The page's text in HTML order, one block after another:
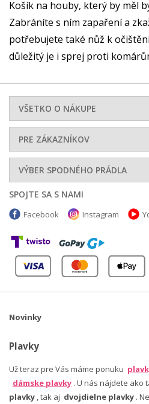
Košík na houby, který by měl
Zabráníte s ním zapaření a
potřebujete také nůž k
důležitý je i sprej proti
VŠETKO O NÁKUPE
PRE ZÁKAZNÍKOV
VÝBER SPODNÉHO PRÁDLA
SPOJTE SA S NAMI
Facebook Instagram
Novinky
Plavky
Už teraz pre Vás máme ponuku
dámske plavky . U nás nájdete ako
plavky , tak aj dvojdielne plavky .